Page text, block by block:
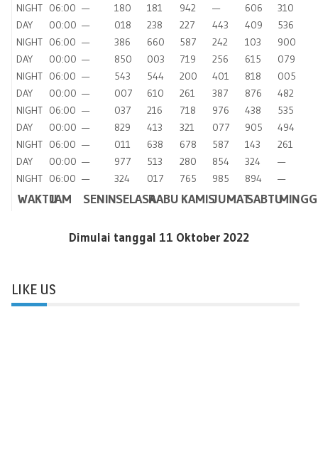
NIGHT 06:00 — 180 181 942 — 606
310
DAY
00:00 — 018 238 227 443 409
536
NIGHT 06:00 — 386 660 587 242 103
900
DAY
00:00 — 850 003 719 256 615
079
NIGHT 06:00 — 543 544 200 401 818
005
DAY
00:00 — 007 610 261 387 876
482
NIGHT 06:00 — 037 216 718 976 438
535
DAY
00:00 — 829 413 321 077 905
494
NIGHT 06:00 — 011 638 678 587 143
261
DAY
00:00 — 977 513 280 854 324
—
NIGHT 06:00 — 324 017 765 985 894 —
WAKTUJAM SENINSELASARABU KAMISJUMATSABTU
Dimulai tanggal 11 Oktober 2022
LIKE US